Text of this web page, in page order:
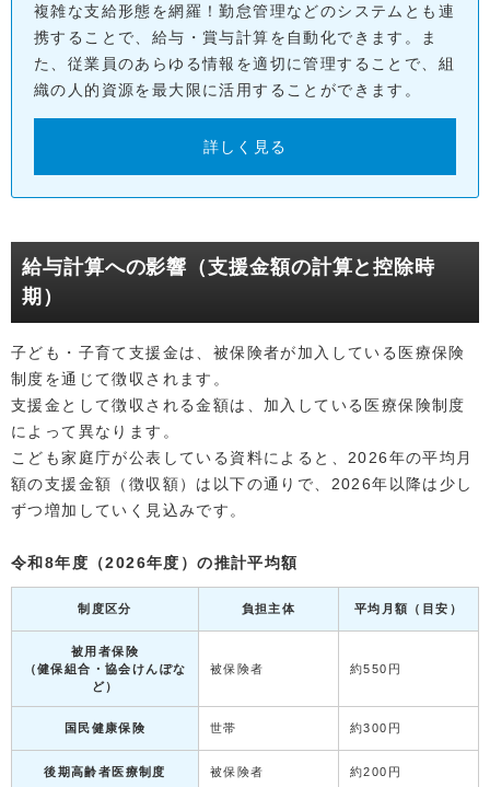
複雑な支給形態を網羅！勤怠管理などのシステムとも連
携することで、給与・賞与計算を自動化できます。ま
た、従業員のあらゆる情報を適切に管理することで、組
織の人的資源を最大限に活用することができます。
詳しく見る
給与計算への影響（支援金額の計算と控除時
期）
子ども・子育て支援金は、被保険者が加入している医療保険
制度を通じて徴収されます。
支援金として徴収される金額は、加入している医療保険制度
によって異なります。
こども家庭庁が公表している資料によると、2026年の平均月
額の支援金額（徴収額）は以下の通りで、2026年以降は少し
ずつ増加していく見込みです。
令和8年度（2026年度）の推計平均額
制度区分 負担主体 平均月額（目安）
被用者保険
（健保組合・協会けんぽな
ど）
被保険者 約550円
国民健康保険 世帯 約300円
後期高齢者医療制度 被保険者 約200円